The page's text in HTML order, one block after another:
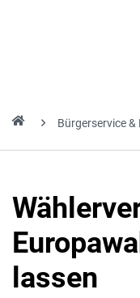
Bürgerservice &
lassen